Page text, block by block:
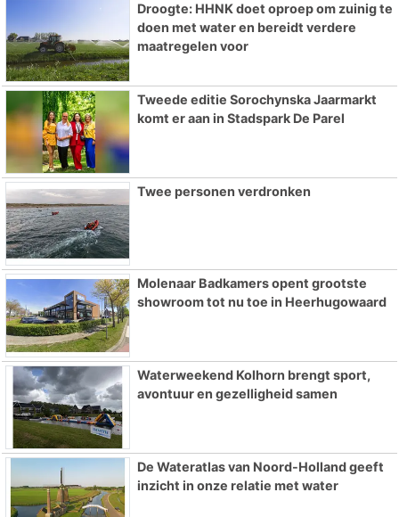
Droogte: HHNK doet oproep om zuinig te
doen met water en bereidt verdere
maatregelen voor
Tweede editie Sorochynska Jaarmarkt
komt er aan in Stadspark De Parel
Twee personen verdronken
Molenaar Badkamers opent grootste
showroom tot nu toe in Heerhugowaard
Waterweekend Kolhorn brengt sport,
avontuur en gezelligheid samen
De Wateratlas van Noord-Holland geeft
inzicht in onze relatie met water